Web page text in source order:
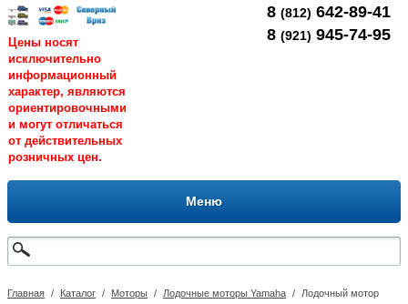
Цены носят
исключительно
информационный
характер, являются
ориентировочными
и могут отличаться
от действительных
розничных цен.
8 (812) 642-89-41
8 (921) 945-74-95
Меню
Главная / Каталог / Моторы / Лодочные моторы Yamaha /
Лодочный мотор